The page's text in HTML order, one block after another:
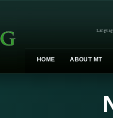
HOME ABOUT MT